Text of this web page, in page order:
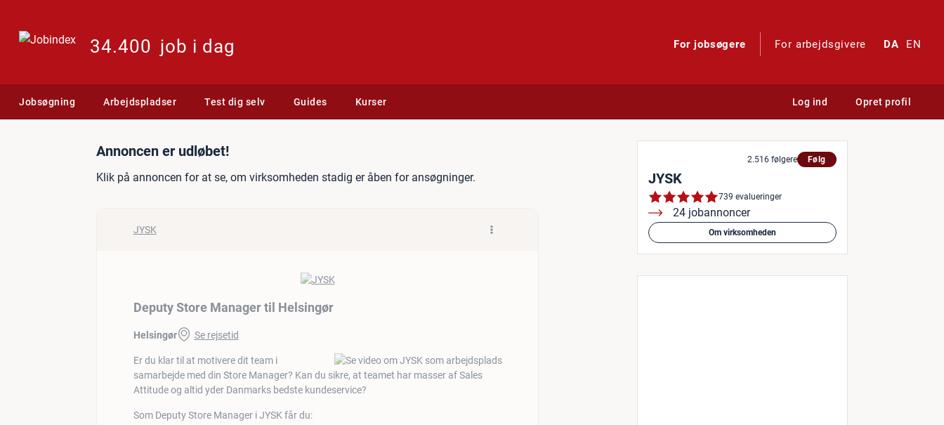
34.400 job i dag For jobsøgere For arbejdsgivere DA EN
Jobsøgning Arbejdspladser Test dig selv Guides Kurser Log ind Opret profil
Jobannonce: Deputy Store Manager til Helsingør
Annoncen er udløbet!
Klik på annoncen for at se, om virksomheden stadig er åben for ansøgninger.
JYSK
Deputy Store Manager til Helsingør
Helsingør Se rejsetid
Er du klar til at motivere dit team i
samarbejde med din Store Manager? Kan du sikre, at teamet har masser af Sales
Attitude og altid yder Danmarks bedste kundeservice?
Som Deputy Store Manager i JYSK får du:
2.516 følgere Følg
JYSK
739 evalueringer
24 jobannoncer
Om virksomheden